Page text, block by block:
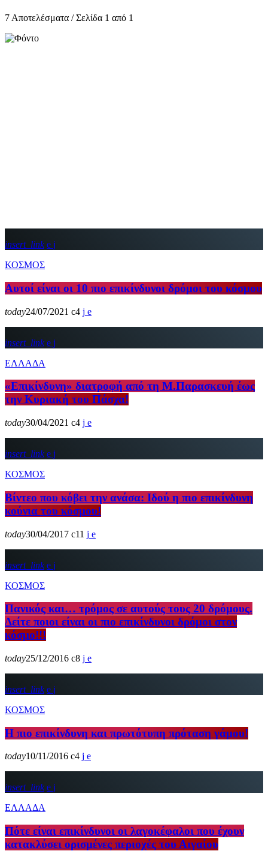
7 Αποτελέσματα / Σελίδα 1 από 1
insert_link
ΚΟΣΜΟΣ
Αυτοί είναι οι 10 πιο επικίνδυνοι δρόμοι του κόσμου
today24/07/2021 4
insert_link
ΕΛΛΑΔΑ
«Eπικίνδυνη» διατροφή από τη Μ.Παρασκευή έως
την Κυριακή του Πάσχα!
today30/04/2021 4
insert_link
ΚΟΣΜΟΣ
Βίντεο που κόβει την ανάσα: Ιδού η πιο επικίνδυνη
κούνια του κόσμου!
today30/04/2017 11
insert_link
ΚΟΣΜΟΣ
Πανικός και… τρόμος σε αυτούς τους 20 δρόμους.
Δείτε ποιοι είναι οι πιο επικίνδυνοι δρόμοι στον
κόσμο!!!
today25/12/2016 8
insert_link
ΚΟΣΜΟΣ
Η πιο επικίνδυνη και πρωτότυπη πρόταση γάμου!
today10/11/2016 4
insert_link
ΕΛΛΑΔΑ
Πότε είναι επικίνδυνοι οι λαγοκέφαλοι που έχουν
κατακλύσει ορισμένες περιοχές του Αιγαίου